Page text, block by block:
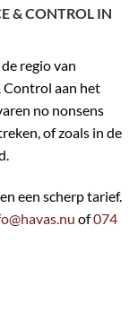
& CONTROL IN
regio van
Control aan het
no nonsens
of zoals in de
een scherp tarief.
of074